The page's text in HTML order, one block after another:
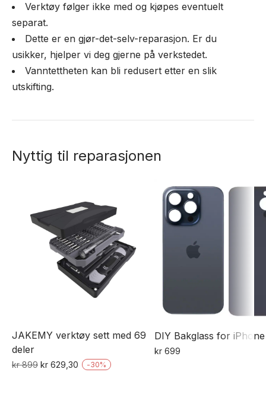
Verktøy følger ikke med og kjøpes eventuelt
separat.
Dette er en gjør-det-selv-reparasjon. Er du
usikker, hjelper vi deg gjerne på verkstedet.
Vanntettheten kan bli redusert etter en slik
utskifting.
Nyttig til reparasjonen
JAKEMY verktøy sett med 69
deler
kr899 Opprinnelig
kr 629,30 Nåværende
-30%
DIY Bakglass for
kr699